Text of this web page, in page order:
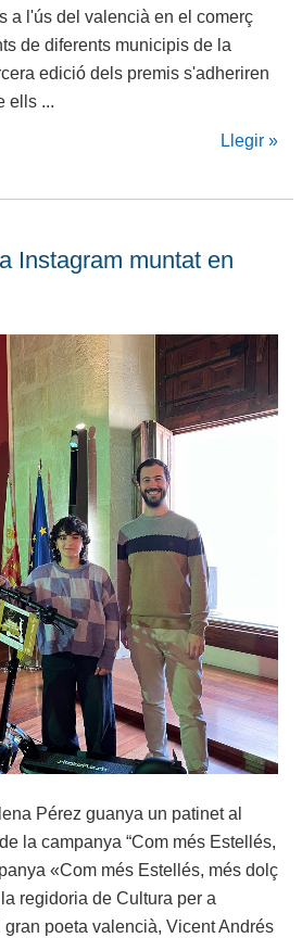
a l'ús del valencià en el comerç
de diferents municipis de la
edició dels premis s'adheriren
ells ...
Llegir »
Instagram muntat en
Pérez guanya un patinet al
la campanya “Com més Estellés,
«Com més Estellés, més dolç
regidoria de Cultura per a
poeta valencià, Vicent Andrés